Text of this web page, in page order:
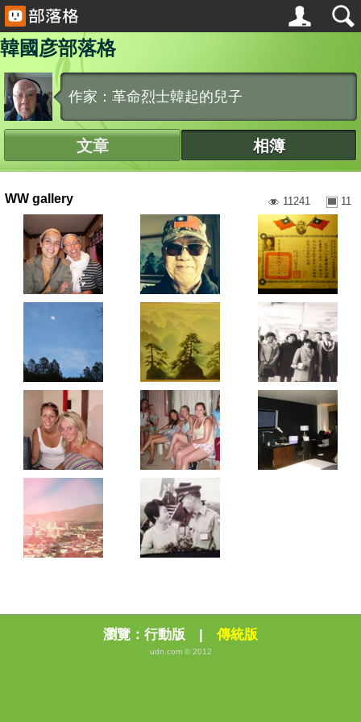
韓國彦部落格
作家：革命烈士韓起的兒子
文章 相簿
WW gallery 11
11241
瀏覽： 行動版 | 傳統版
udn.com © 2012